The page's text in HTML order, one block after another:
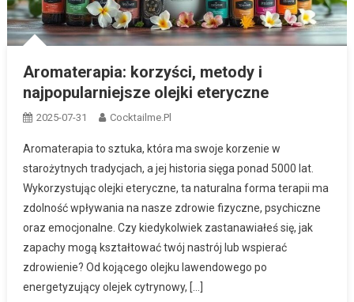
Aromaterapia: korzyści, metody i
najpopularniejsze olejki eteryczne
2025-07-31 Cocktailme.pl
Aromaterapia to sztuka, która ma swoje korzenie w
starożytnych tradycjach, a jej historia sięga ponad 5000 lat.
Wykorzystując olejki eteryczne, ta naturalna forma terapii ma
zdolność wpływania na nasze zdrowie fizyczne, psychiczne
oraz emocjonalne. Czy kiedykolwiek zastanawiałeś się, jak
zapachy mogą kształtować twój nastrój lub wspierać
zdrowienie? Od kojącego olejku lawendowego po
energetyzujący olejek cytrynowy, […]